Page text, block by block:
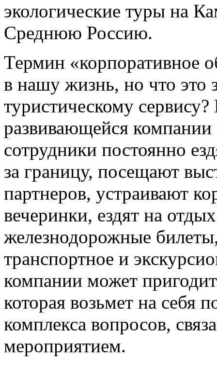
экологические туры на
Среднюю Россию.
Термин «корпоративное
в нашу жизнь, но что это
туристическому
развивающейся компании
сотрудники постоянно
за границу, посещают
партнеров, устраивают
вечеринки, ездят на
железнодорожные
транспортное и
компании может
которая возьмет на себя
комплекса вопросов,
мероприятием.